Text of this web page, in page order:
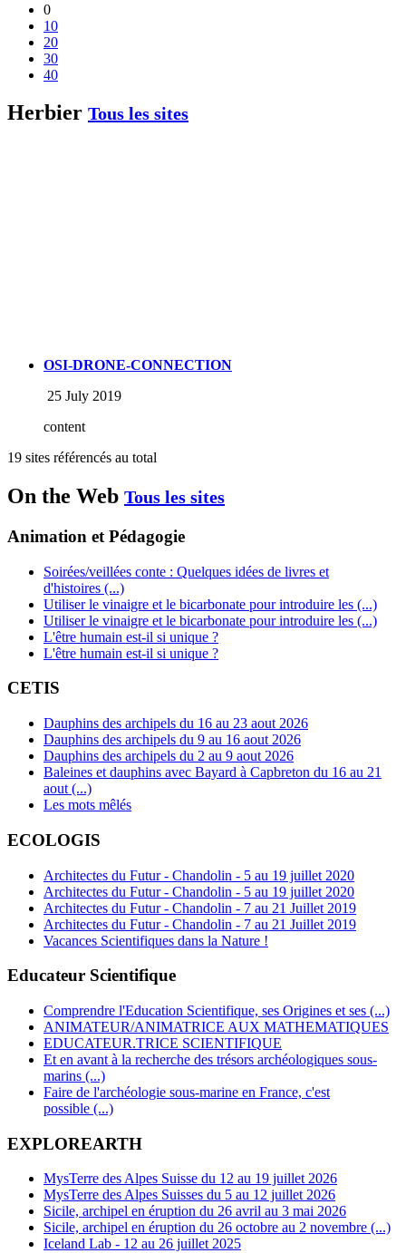
0
10
20
30
40
Herbier Tous les sites
OSI-DRONE-CONNECTION
25 July 2019
content
19 sites référencés au total
On the Web Tous les sites
Animation et Pédagogie
Soirées/veillées conte : Quelques idées de livres et
d'histoires (...)
Utiliser le vinaigre et le bicarbonate pour introduire les (...)
Utiliser le vinaigre et le bicarbonate pour introduire les (...)
L'être humain est-il si unique ?
L'être humain est-il si unique ?
CETIS
Dauphins des archipels du 16 au 23 aout 2026
Dauphins des archipels du 9 au 16 aout 2026
Dauphins des archipels du 2 au 9 aout 2026
Baleines et dauphins avec Bayard à Capbreton du 16 au 21
aout (...)
Les mots mêlés
ECOLOGIS
Architectes du Futur - Chandolin - 5 au 19 juillet 2020
Architectes du Futur - Chandolin - 5 au 19 juillet 2020
Architectes du Futur - Chandolin - 7 au 21 Juillet 2019
Architectes du Futur - Chandolin - 7 au 21 Juillet 2019
Vacances Scientifiques dans la Nature !
Educateur Scientifique
Comprendre l'Education Scientifique, ses Origines et ses (...)
ANIMATEUR/ANIMATRICE AUX MATHEMATIQUES
EDUCATEUR.TRICE SCIENTIFIQUE
Et en avant à la recherche des trésors archéologiques sous-
marins (...)
Faire de l'archéologie sous-marine en France, c'est
possible (...)
EXPLOREARTH
MysTerre des Alpes Suisse du 12 au 19 juillet 2026
MysTerre des Alpes Suisses du 5 au 12 juillet 2026
Sicile, archipel en éruption du 26 avril au 3 mai 2026
Sicile, archipel en éruption du 26 octobre au 2 novembre (...)
Iceland Lab - 12 au 26 juillet 2025